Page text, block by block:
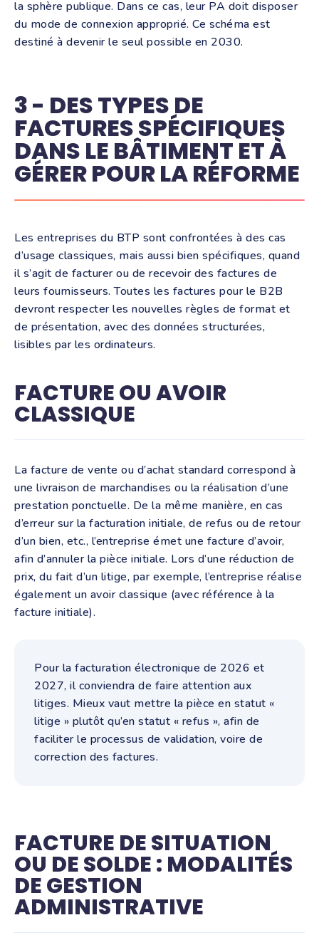
la sphère publique. Dans ce cas, leur PA doit disposer
du mode de connexion approprié. Ce schéma est
destiné à devenir le seul possible en 2030.
3 - DES TYPES DE
FACTURES SPÉCIFIQUES
DANS LE BÂTIMENT ET À
GÉRER POUR LA RÉFORME
Les entreprises du BTP sont confrontées à des cas
d’usage classiques, mais aussi bien spécifiques, quand
il s’agit de facturer ou de recevoir des factures de
leurs fournisseurs. Toutes les factures pour le B2B
devront respecter les nouvelles règles de format et
de présentation, avec des données structurées,
lisibles par les ordinateurs.
FACTURE OU AVOIR
CLASSIQUE
La facture de vente ou d’achat standard correspond à
une livraison de marchandises ou la réalisation d’une
prestation ponctuelle. De la même manière, en cas
d’erreur sur la facturation initiale, de refus ou de retour
d’un bien, etc., l’entreprise émet une facture d’avoir,
afin d’annuler la pièce initiale. Lors d’une réduction de
prix, du fait d’un litige, par exemple, l’entreprise réalise
également un avoir classique (avec référence à la
facture initiale).
Pour la facturation électronique de 2026 et
2027, il conviendra de faire attention aux
litiges. Mieux vaut mettre la pièce en statut «
litige » plutôt qu’en statut « refus », afin de
faciliter le processus de validation, voire de
correction des factures.
FACTURE DE SITUATION
OU DE SOLDE : MODALITÉS
DE GESTION
ADMINISTRATIVE